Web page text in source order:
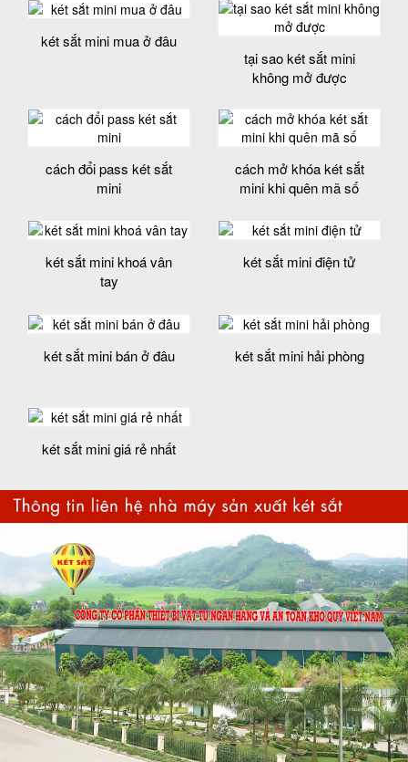
két sắt mini mua ở đâu
tại sao két sắt mini
không mở được
cách đổi pass két sắt
mini
cách mở khóa két sắt
mini khi quên mã số
két sắt mini khoá vân
tay
két sắt mini điện tử
két sắt mini bán ở đâu két sắt mini hải phòng
két sắt mini giá rẻ nhất